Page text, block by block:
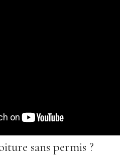
sans permis ?